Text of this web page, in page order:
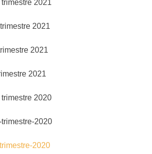
2021
2021
2021
2021
2020
2020
2020